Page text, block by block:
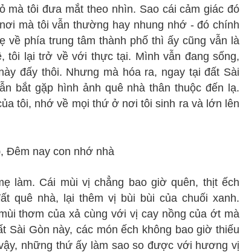
mà tôi đưa mắt theo nhìn. Sao cái cảm giác đó
mà tôi vẫn thường hay nhung nhớ - đó chính
về phía trung tâm thành phố thì ấy cũng vẫn là
tôi lại trở về với thực tại. Mình vẫn đang sống,
đấy thôi. Nhưng mà hóa ra, ngay tại đất Sài
bắt gặp hình ảnh quê nhà thân thuộc đến lạ.
tôi, nhớ về mọi thứ ở nơi tôi sinh ra và lớn lên
làm. Cái mùi vị chẳng bao giờ quên, thịt ếch
quê nhà, lại thêm vị bùi bùi của chuối xanh.
thơm của xả cùng với vị cay nồng của ớt mà
Sài Gòn này, các món ếch không bao giờ thiếu
những thứ ấy làm sao so được với hương vị